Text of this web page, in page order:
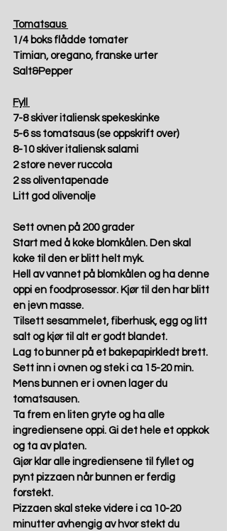
Tomatsaus
1/4 boks flådde tomater
Timian, oregano, franske urter
Salt&Pepper
Fyll
7-8 skiver italiensk spekeskinke
5-6 ss tomatsaus (se oppskrift over)
8-10 skiver italiensk salami
2 store never ruccola
2 ss oliventapenade
Litt god olivenolje
Sett ovnen på 200 grader
Start med å koke blomkålen. Den skal
koke til den er blitt helt myk.
Hell av vannet på blomkålen og ha denne
oppi en foodprosessor. Kjør til den har blitt
en jevn masse.
Tilsett sesammelet, fiberhusk, egg og litt
salt og kjør til alt er godt blandet.
Lag to bunner på et bakepapirkledt brett.
Sett inn i ovnen og stek i ca 15-20 min.
Mens bunnen er i ovnen lager du
tomatsausen.
Ta frem en liten gryte og ha alle
ingrediensene oppi. Gi det hele et oppkok
og ta av platen.
Gjør klar alle ingrediensene til fyllet og
pynt pizzaen når bunnen er ferdig
forstekt.
Pizzaen skal steke videre i ca 10-20
minutter avhengig av hvor stekt du